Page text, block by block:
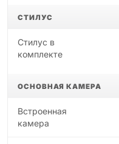
СТИЛУС
Стилус в
комплекте
ОСНОВНАЯ КАМЕРА
Встроенная
камера